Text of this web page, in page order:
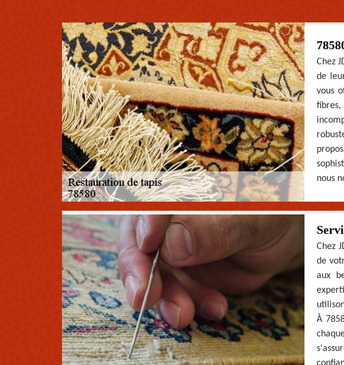
Chez
de
vous
nous
Chez
de
aux
À